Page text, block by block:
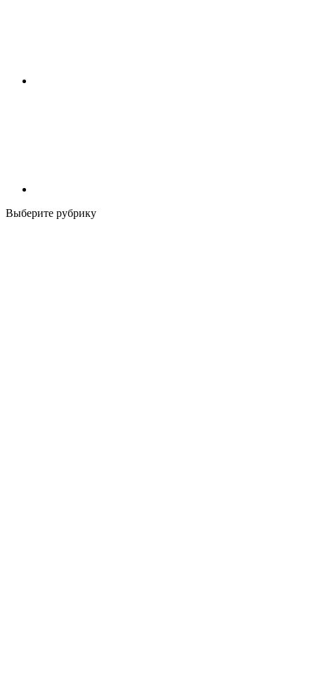
Выберите рубрику